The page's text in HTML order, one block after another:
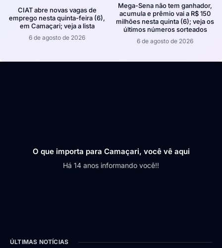
CIAT abre novas vagas de
emprego nesta quinta-feira (6),
em Camaçari; veja a lista
6 de agosto de 2026
Mega-Sena não tem ganhador,
acumula e prêmio vai a R$ 150
milhões nesta quinta (6); veja os
últimos números sorteados
6 de agosto de 2026
O que importa para Camaçari, você vê aqui
Há 14 anos informando você!!
ÚLTIMAS NOTÍCIAS